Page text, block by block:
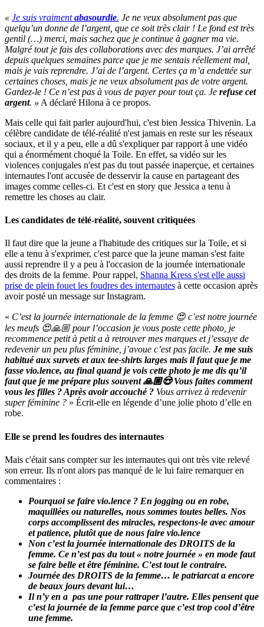
« Je suis vraimentabasourdie. Je ne veux absolument pas que
quelqu’un donne de l’argent, que ce soit très clair ! Le fond est très
gentil (…) merci, mais sachez que je continue à gagner ma vie.
Malgré tout je fais des collaborations avec des marques. J’ai arrêté
depuis quelques semaines parce que je me sentais réellement mal,
mais je vais reprendre. J’ai de l’argent. Certes ça m’a endettée sur
certaines choses, mais je ne veux absolument pas de votre argent.
Gardez-le ! Ce n’est pas à vous de payer pour tout ça. Je refuse cet
argent. » A déclaré Hilona à ce propos.
Mais celle qui fait parler aujourd'hui, c'est bien Jessica Thivenin. La
célèbre candidate de télé-réalité n'est jamais en reste sur les réseaux
sociaux, et il y a peu, elle a dû s'expliquer par rapport à une vidéo
qui a énormément choqué la Toile. En effet, sa vidéo sur les
violences conjugales n'est pas du tout passée inaperçue, et certaines
internautes l'ont accusée de desservir la cause en partageant des
images comme celles-ci. Et c'est en story que Jessica a tenu à
remettre les choses au clair.
Les candidates de télé-réalité, souvent critiquées
Il faut dire que la jeune a l'habitude des critiques sur la Toile, et si
elle a tenu à s'exprimer, c'est parce que la jeune maman s'est faite
aussi reprendre il y a peu à l'occasion de la journée internationale
des droits de la femme. Pour rappel, Shanna Kress s'est elle aussi
prise de plein fouet les foudres des internautes à cette occasion après
avoir posté un message sur Instagram.
« C’est la journée internationale de la femme 😍 c’est notre journée
les meufs 😍🙏🏼 pour l’occasion je vous poste cette photo, je
recommence petit à petit a à retrouver mes marques et j’essaye de
redevenir un peu plus féminine, j’avoue c’est pas facile. Je me suis
habitué aux survets et aux tee-shirts larges mais il faut que je me
fasse vio.lence, au final quand je vois cette photo je me dis qu’il
faut que je me prépare plus souvent 🙏🏼😍 Vous faites comment
vous les filles ? Après avoir accouché ? Vous arrivez à redevenir
super féminine ? » Écrit-elle en légende d’une jolie photo d’elle en
robe.
Elle se prend les foudres des internautes
Mais c'était sans compter sur les internautes qui ont très vite relevé
son erreur. Ils n'ont alors pas manqué de le lui faire remarquer en
commentaires :
Pourquoi se faire vio.lence ? En jogging ou en robe,
maquillées ou naturelles, nous sommes toutes belles. Nos
corps accomplissent des miracles, respectons-le avec amour
et patience, plutôt que de nous faire vio.lence
Non c’est la journée internationale des DROITS de la
femme. Ce n’est pas du tout « notre journée » en mode faut
se faire belle et être féminine. C’est tout le contraire.
Journée des DROITS de la femme… le patriarcat a encore
de beaux jours devant lui…
Il n’y en a pas une pour rattraper l’autre. Elles pensent que
c’est la journée de la femme parce que c’est trop cool d’être
une femme.